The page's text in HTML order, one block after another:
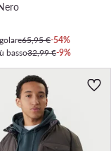
65,95 €-54%
basso32,99 €-9%